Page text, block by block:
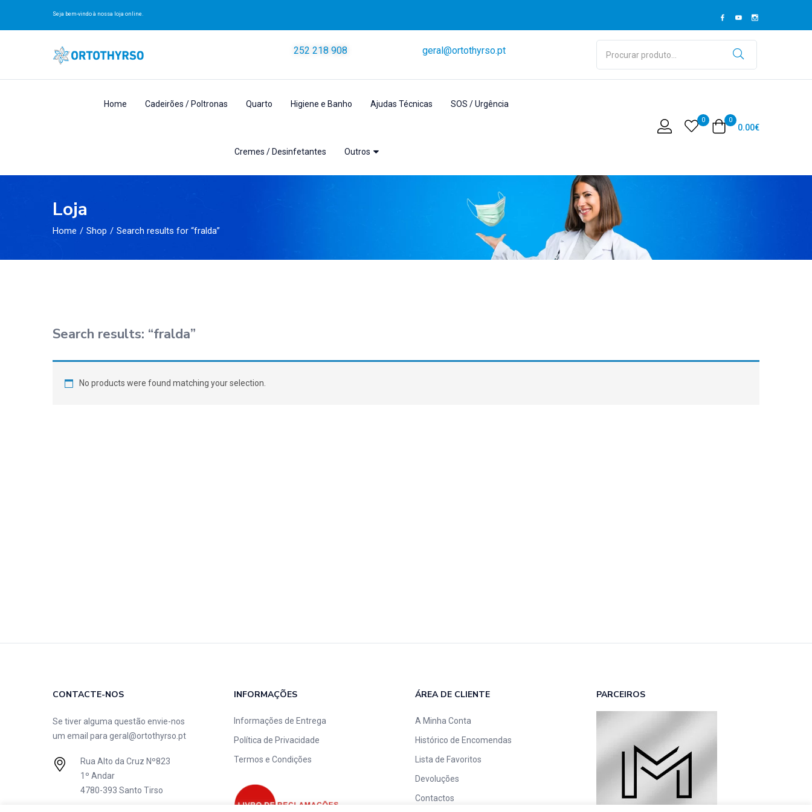
Seja bem-vindo à nossa loja online.
252 218 908 geral@ortothyrso.pt
Home Cadeirões / Poltronas Quarto Higiene e Banho Ajudas Técnicas SOS / Urgência
Cremes / Desinfetantes Outros
0 0
0.00€
Loja
Home Shop Search results for “fralda”
Search results: “fralda”
No products were found matching your selection.
CONTACTE-NOS
Se tiver alguma questão envie-nos
um email para geral@ortothyrso.pt
Rua Alto da Cruz Nº823
1º Andar
4780-393 Santo Tirso
INFORMAÇÕES
Informações de Entrega
Política de Privacidade
Termos e Condições
ÁREA DE CLIENTE
A Minha Conta
Histórico de Encomendas
Lista de Favoritos
Devoluções
Contactos
PARCEIROS